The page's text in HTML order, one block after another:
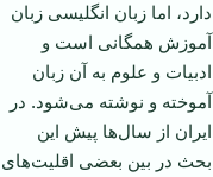
دارد، اما زبان انگلیسی زبان
آموزش همگانی است و
ادبیات و علوم به آن زبان
آموخته و نوشته می‌شود. در
ایران از سال‌ها پیش این
بحث در بین بعضی اقلیت‌های